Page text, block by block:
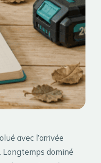
avec l’arrivée
Longtemps dominé